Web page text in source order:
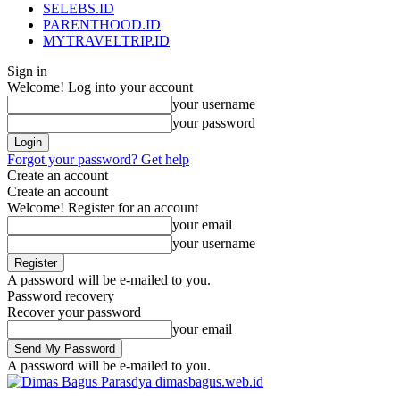
SELEBS.ID
PARENTHOOD.ID
MYTRAVELTRIP.ID
Sign in
Welcome! Log into your account
your username
your password
Forgot your password? Get help
Create an account
Create an account
Welcome! Register for an account
your email
your username
A password will be e-mailed to you.
Password recovery
Recover your password
your email
A password will be e-mailed to you.
dimasbagus.web.id